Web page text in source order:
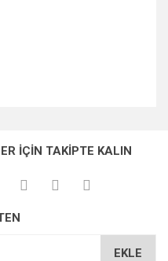
bulunuyor.
İÇİN TAKİPTE KALIN
EKLE